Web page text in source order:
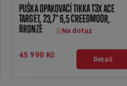
PUŠKA OPAKOVACÍ TIKKA T3X ACE
TARGET, 23,7" 6,5 CREEDMOOR,
BRONZE
Na dotaz
45 990 Kč Detail